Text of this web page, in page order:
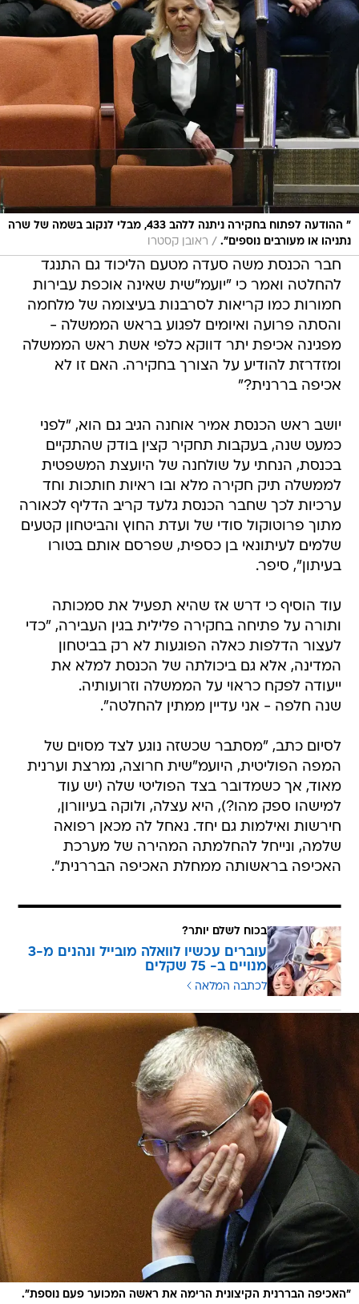
" ההודעה לפתוח בחקירה ניתנה ללהב 433, מבלי לנקוב בשמה של שרה
נתניהו או מעורבים נוספים". / ראובן קסטרו
חבר הכנסת משה סעדה מטעם הליכוד גם התנגד
להחלטה ואמר כי "יועמ"שית שאינה אוכפת עבירות
חמורות כמו קריאות לסרבנות בעיצומה של מלחמה
והסתה פרועה ואיומים לפגוע בראש הממשלה -
מפגינה אכיפת יתר דווקא כלפי אשת ראש הממשלה
ומזדרזת להודיע על הצורך בחקירה. האם זו לא
אכיפה בררנית?"
יושב ראש הכנסת אמיר אוחנה הגיב גם הוא, "לפני
כמעט שנה, בעקבות תחקיר קצין בודק שהתקיים
בכנסת, הנחתי על שולחנה של היועצת המשפטית
לממשלה תיק חקירה מלא ובו ראיות חותכות וחד
ערכיות לכך שחבר הכנסת גלעד קריב הדליף לכאורה
מתוך פרוטוקול סודי של ועדת החוץ והביטחון קטעים
שלמים לעיתונאי בן כספית, שפרסם אותם בטורו
בעיתון", סיפר.
עוד הוסיף כי דרש אז שהיא תפעיל את סמכותה
ותורה על פתיחה בחקירה פלילית בגין העבירה, "כדי
לעצור הדלפות כאלה הפוגעות לא רק בביטחון
המדינה, אלא גם ביכולתה של הכנסת למלא את
ייעודה לפקח כראוי על הממשלה וזרועותיה.
שנה חלפה - אני עדיין ממתין להחלטה".
לסיום כתב, "מסתבר שכשזה נוגע לצד מסוים של
המפה הפוליטית, היועמ"שית חרוצה, נמרצת וערנית
מאוד, אך כשמדובר בצד הפוליטי שלה (יש עוד
למישהו ספק מהו?), היא עצלה, ולוקה בעיוורון,
חירשות ואילמות גם יחד. נאחל לה מכאן רפואה
שלמה, ונייחל להחלמתה המהירה של מערכת
האכיפה בראשותה ממחלת האכיפה הבררנית".
בכוח לשלם יותר?
עוברים עכשיו לוואלה מובייל ונהנים מ-3
מנויים ב- 75 שקלים
לכתבה המלאה
"האכיפה הבררנית הקיצונית הרימה את ראשה המכוער פעם נוספת".